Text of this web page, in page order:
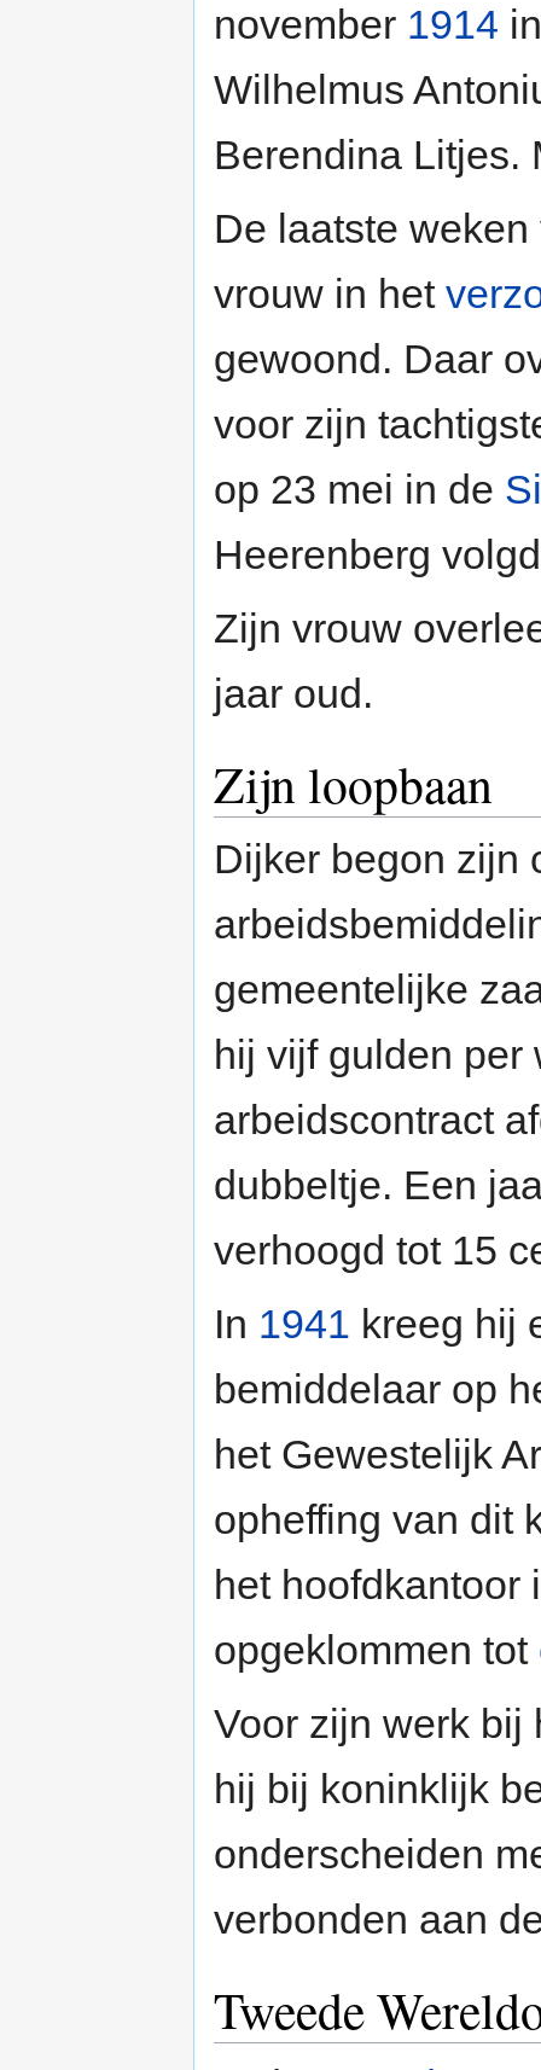
november 1914
Wilhelmus
Berendina Litjes.
De laatste
vrouw in het
gewoond. Daar
voor zijn
op 23 mei in de
Heerenberg
Zijn vrouw
jaar oud.
Zijn loopbaan
Dijker begon zijn
gemeentelijke
hij vijf gulden
arbeidscontract
dubbeltje. Een
verhoogd tot 15
In 1941 kreeg hij
bemiddelaar op
het Gewestelijk
opheffing van dit
het hoofdkantoor
opgeklommen tot
Voor zijn werk bij
hij bij koninklijk
onderscheiden
verbonden aan
Tweede